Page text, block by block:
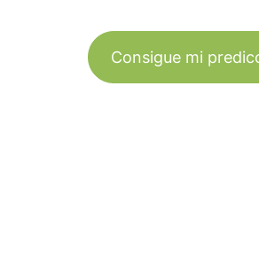
Consigue mi